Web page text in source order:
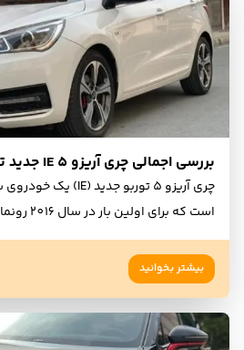
بررسی اجمالی چری آریزو 5 IE جدید توربو و نظرات مردمی
است که برای اولین بار در سال 2016 رونمایی
بیشتر بخوانید